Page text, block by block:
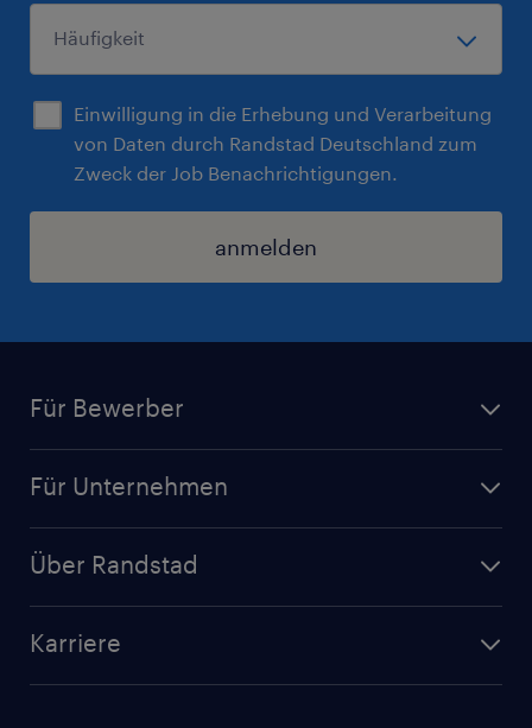
Einwilligung in die Erhebung und Verarbeitung
von Daten durch Randstad Deutschland zum
Zweck der Job Benachrichtigungen.
anmelden
Für Bewerber
Initiativbewerbung
Randstad Akademie
Für Unternehmen
Über Randstad
Karriere